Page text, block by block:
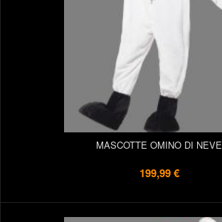
MASCOTTE OMINO DI NEVE
199,99 €